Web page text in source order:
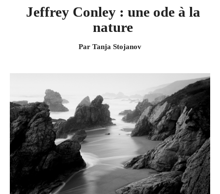
Jeffrey Conley : une ode à la
nature
Par Tanja Stojanov